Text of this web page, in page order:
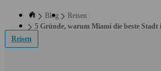
Blog
Reisen
5 Gründe, warum Miami die beste Stadt
Reisen